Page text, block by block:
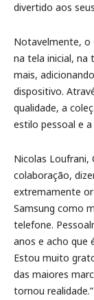
divertido aos
Notavelmente, o
na tela inicial, na
mais,
dispositivo.
qualidade, a
estilo pessoal e
Nicolas Loufrani,
colaboração,
extremamente
Samsung como
telefone.
anos e acho que
Estou muito
das maiores
tornou realidade.”